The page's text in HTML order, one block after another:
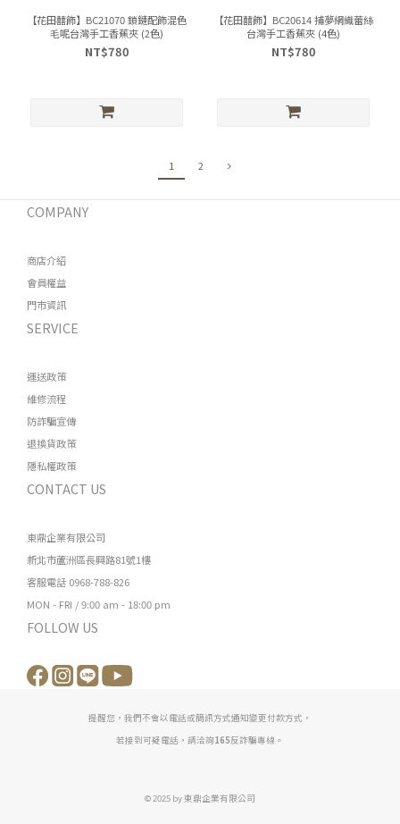
【花田囍飾】BC21070 鎖鏈配飾混色
毛呢台灣手工香蕉夾 (2色)
NT$780
【花田囍飾】BC20614 捕夢網織蕾絲
台灣手工香蕉夾 (4色)
NT$780
1 2
COMPANY
商店介紹
會員權益
門市資訊
SERVICE
運送政策
維修流程
防詐騙宣傳
退換貨政策
隱私權政策
CONTACT US
東鼎企業有限公司
新北市蘆洲區長興路81號1樓
客服電話 0968-788-826
MON - FRI / 9:00 am - 18:00 pm
FOLLOW US
提醒您，我們不會以電話或簡訊方式通知變更付款方式，
若接到可疑電話，請洽詢165反詐騙專線。
© 2025 by 東鼎企業有限公司